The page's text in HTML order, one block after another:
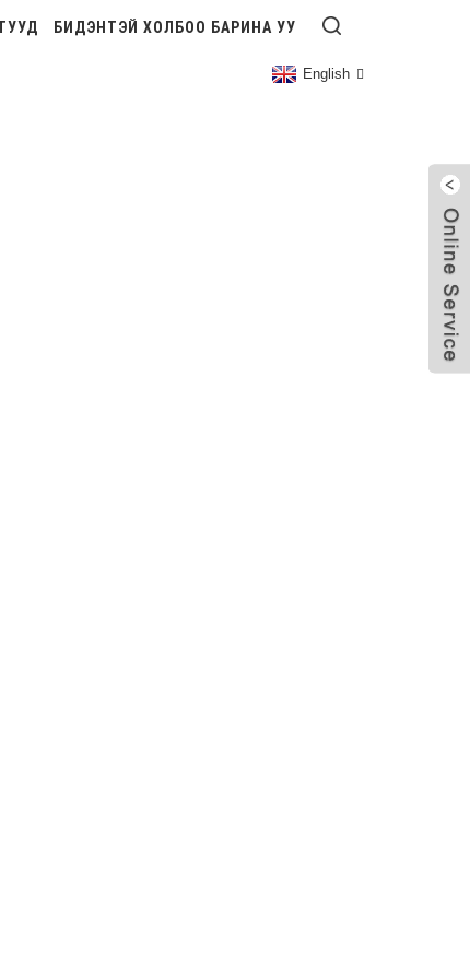
БИДЭНТЭЙ ХОЛБОО БАРИНА УУ
English